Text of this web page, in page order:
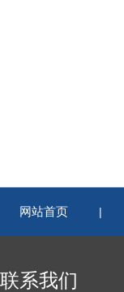
网站首页 |
联系我们